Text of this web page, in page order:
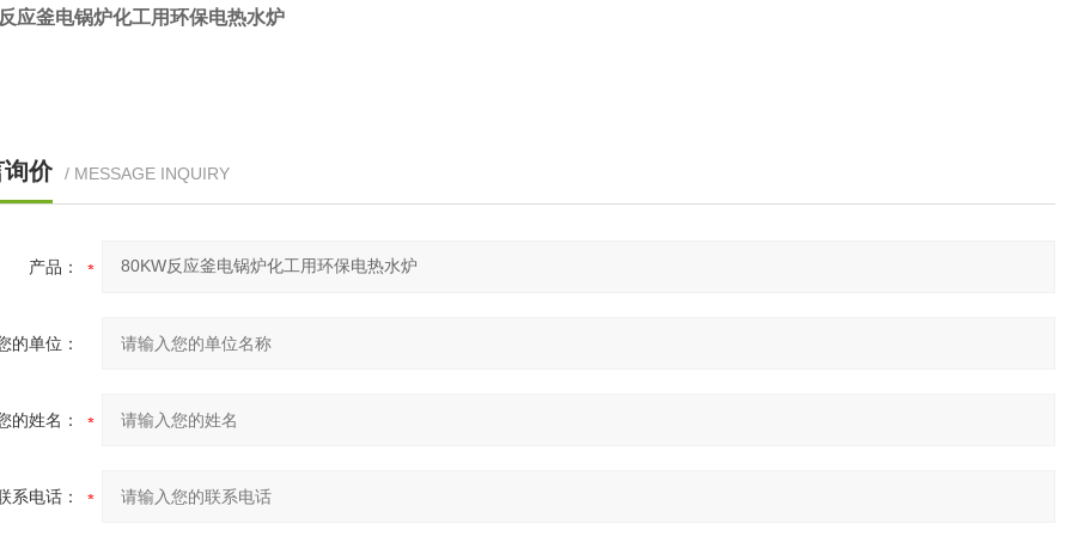
应釜电锅炉化工用环保电热水炉
询价 / MESSAGE INQUIRY
产品：
的单位：
的姓名：
系电话：